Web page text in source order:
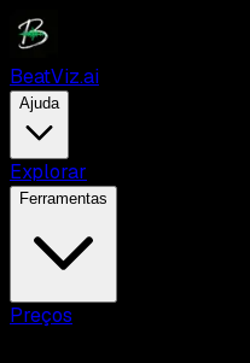
BeatViz.ai
Ajuda
Explorar
Ferramentas
Preços